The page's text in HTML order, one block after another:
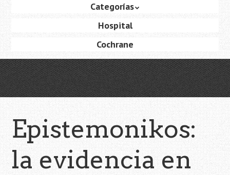
Categorías
Hospital
Cochrane
Epistemonikos:
la evidencia en